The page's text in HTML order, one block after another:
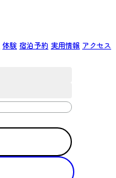
体験 宿泊予約 実用情報 アクセス